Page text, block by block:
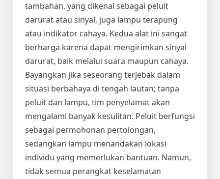
tambahan, yang dikenal sebagai peluit
darurat atau sinyal, juga lampu terapung
atau indikator cahaya. Kedua alat ini sangat
berharga karena dapat mengirimkan sinyal
darurat, baik melalui suara maupun cahaya.
Bayangkan jika seseorang terjebak dalam
situasi berbahaya di tengah lautan; tanpa
peluit dan lampu, tim penyelamat akan
mengalami banyak kesulitan. Peluit berfungsi
sebagai permohonan pertolongan,
sedangkan lampu menandakan lokasi
individu yang memerlukan bantuan. Namun,
tidak semua perangkat keselamatan